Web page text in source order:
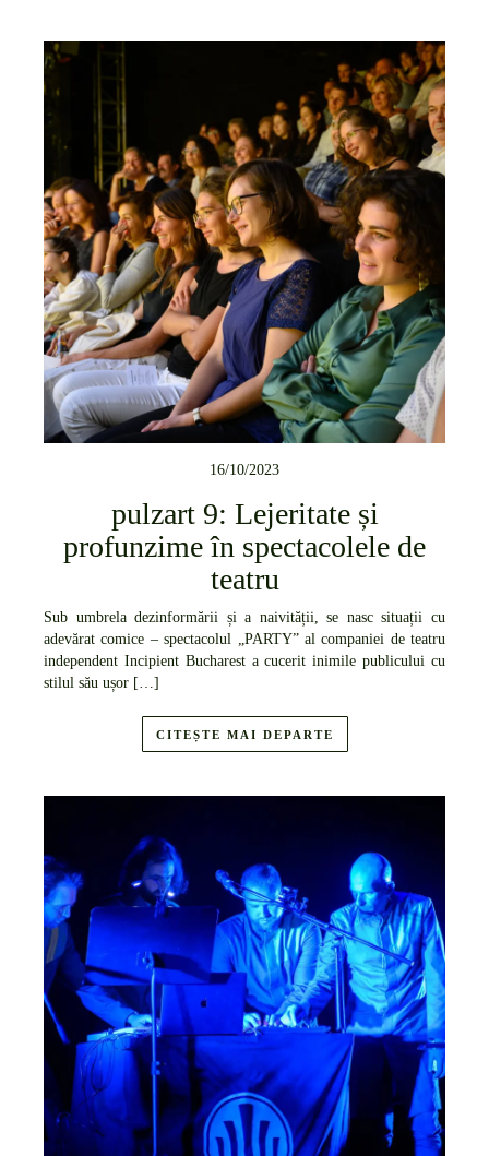
16/10/2023
pulzart 9: Lejeritate și
profunzime în spectacolele de
teatru
Sub umbrela dezinformării și a naivității, se nasc situații cu
adevărat comice – spectacolul „PARTY” al companiei de teatru
independent Incipient Bucharest a cucerit inimile publicului cu
stilul său ușor […]
CITEȘTE MAI DEPARTE